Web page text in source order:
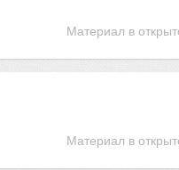
Материал в
Материал в